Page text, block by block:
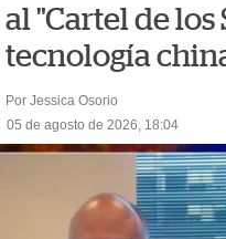
al "Cartel de los
tecnología
Por Jessica Osorio
05 de agosto de 2026, 18:04